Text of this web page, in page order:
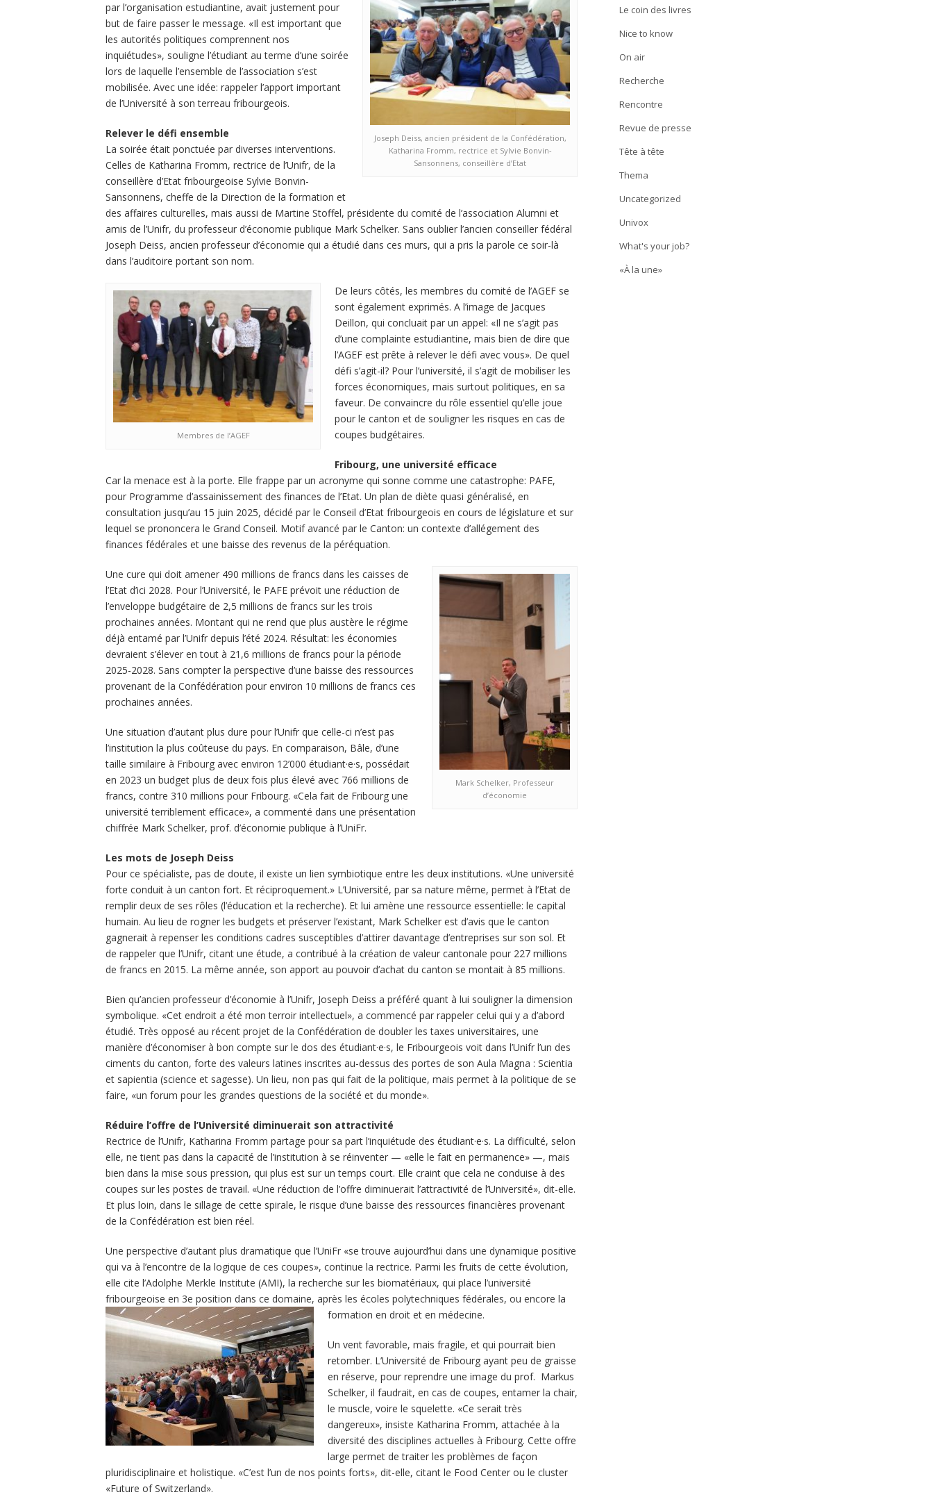
Joseph Deiss, ancien président de la Confédération,
Katharina Fromm, rectrice et Sylvie Bonvin-
Sansonnens, conseillère d’Etat
par l’organisation estudiantine, avait justement pour
but de faire passer le message. «Il est important que
les autorités politiques comprennent nos
inquiétudes», souligne l’étudiant au terme d’une soirée
lors de laquelle l’ensemble de l’association s’est
mobilisée. Avec une idée: rappeler l’apport important
de l’Université à son terreau fribourgeois.
Relever le défi ensemble
La soirée était ponctuée par diverses interventions.
Celles de Katharina Fromm, rectrice de l’Unifr, de la
conseillère d’Etat fribourgeoise Sylvie Bonvin-
Sansonnens, cheffe de la Direction de la formation et
des affaires culturelles, mais aussi de Martine Stoffel, présidente du comité de l’association Alumni et
amis de l’Unifr, du professeur d’économie publique Mark Schelker. Sans oublier l’ancien conseiller fédéral
Joseph Deiss, ancien professeur d’économie qui a étudié dans ces murs, qui a pris la parole ce soir-là
dans l’auditoire portant son nom.
Membres de l’AGEF
De leurs côtés, les membres du comité de l’AGEF se
sont également exprimés. A l’image de Jacques
Deillon, qui concluait par un appel: «Il ne s’agit pas
d’une complainte estudiantine, mais bien de dire que
l’AGEF est prête à relever le défi avec vous». De quel
défi s’agit-il? Pour l’université, il s’agit de mobiliser les
forces économiques, mais surtout politiques, en sa
faveur. De convaincre du rôle essentiel qu’elle joue
pour le canton et de souligner les risques en cas de
coupes budgétaires.
Fribourg, une université efficace
Car la menace est à la porte. Elle frappe par un acronyme qui sonne comme une catastrophe: PAFE,
pour Programme d’assainissement des finances de l’Etat. Un plan de diète quasi généralisé, en
consultation jusqu’au 15 juin 2025, décidé par le Conseil d’Etat fribourgeois en cours de législature et sur
lequel se prononcera le Grand Conseil. Motif avancé par le Canton: un contexte d’allégement des
finances fédérales et une baisse des revenus de la péréquation.
Mark Schelker, Professeur
d’économie
Une cure qui doit amener 490 millions de francs dans les caisses de
l’Etat d’ici 2028. Pour l’Université, le PAFE prévoit une réduction de
l’enveloppe budgétaire de 2,5 millions de francs sur les trois
prochaines années. Montant qui ne rend que plus austère le régime
déjà entamé par l’Unifr depuis l’été 2024. Résultat: les économies
devraient s’élever en tout à 21,6 millions de francs pour la période
2025-2028. Sans compter la perspective d’une baisse des ressources
provenant de la Confédération pour environ 10 millions de francs ces
prochaines années.
Une situation d’autant plus dure pour l’Unifr que celle-ci n’est pas
l’institution la plus coûteuse du pays. En comparaison, Bâle, d’une
taille similaire à Fribourg avec environ 12’000 étudiant·e·s, possédait
en 2023 un budget plus de deux fois plus élevé avec 766 millions de
francs, contre 310 millions pour Fribourg. «Cela fait de Fribourg une
université terriblement efficace», a commenté dans une présentation
chiffrée Mark Schelker, prof. d’économie publique à l’UniFr.
Les mots de Joseph Deiss
Pour ce spécialiste, pas de doute, il existe un lien symbiotique entre les deux institutions. «Une université
forte conduit à un canton fort. Et réciproquement.» L’Université, par sa nature même, permet à l’Etat de
remplir deux de ses rôles (l’éducation et la recherche). Et lui amène une ressource essentielle: le capital
humain. Au lieu de rogner les budgets et préserver l’existant, Mark Schelker est d’avis que le canton
gagnerait à repenser les conditions cadres susceptibles d’attirer davantage d’entreprises sur son sol. Et
de rappeler que l’Unifr, citant une étude, a contribué à la création de valeur cantonale pour 227 millions
de francs en 2015. La même année, son apport au pouvoir d’achat du canton se montait à 85 millions.
Bien qu’ancien professeur d’économie à l’Unifr, Joseph Deiss a préféré quant à lui souligner la dimension
symbolique. «Cet endroit a été mon terroir intellectuel», a commencé par rappeler celui qui y a d’abord
étudié. Très opposé au récent projet de la Confédération de doubler les taxes universitaires, une
manière d’économiser à bon compte sur le dos des étudiant·e·s, le Fribourgeois voit dans l’Unifr l’un des
ciments du canton, forte des valeurs latines inscrites au-dessus des portes de son Aula Magna : Scientia
et sapientia (science et sagesse). Un lieu, non pas qui fait de la politique, mais permet à la politique de se
faire, «un forum pour les grandes questions de la société et du monde».
Réduire l’offre de l’Université diminuerait son attractivité
Rectrice de l’Unifr, Katharina Fromm partage pour sa part l’inquiétude des étudiant·e·s. La difficulté, selon
elle, ne tient pas dans la capacité de l’institution à se réinventer — «elle le fait en permanence» —, mais
bien dans la mise sous pression, qui plus est sur un temps court. Elle craint que cela ne conduise à des
coupes sur les postes de travail. «Une réduction de l’offre diminuerait l’attractivité de l’Université», dit-elle.
Et plus loin, dans le sillage de cette spirale, le risque d’une baisse des ressources financières provenant
de la Confédération est bien réel.
Une perspective d’autant plus dramatique que l’UniFr «se trouve aujourd’hui dans une dynamique positive
qui va à l’encontre de la logique de ces coupes», continue la rectrice. Parmi les fruits de cette évolution,
elle cite l’Adolphe Merkle Institute (AMI), la recherche sur les biomatériaux, qui place l’université
fribourgeoise en 3e position dans ce domaine, après les écoles polytechniques fédérales, ou encore la
formation en droit et en médecine.
Un vent favorable, mais fragile, et qui pourrait bien
retomber. L’Université de Fribourg ayant peu de graisse
en réserve, pour reprendre une image du prof. Markus
Schelker, il faudrait, en cas de coupes, entamer la chair,
le muscle, voire le squelette. «Ce serait très
dangereux», insiste Katharina Fromm, attachée à la
diversité des disciplines actuelles à Fribourg. Cette offre
large permet de traiter les problèmes de façon
pluridisciplinaire et holistique. «C’est l’un de nos points forts», dit-elle, citant le Food Center ou le cluster
«Future of Switzerland».
Le coin des livres
Nice to know
On air
Recherche
Rencontre
Revue de presse
Tête à tête
Thema
Uncategorized
Univox
What's your job?
«À la une»